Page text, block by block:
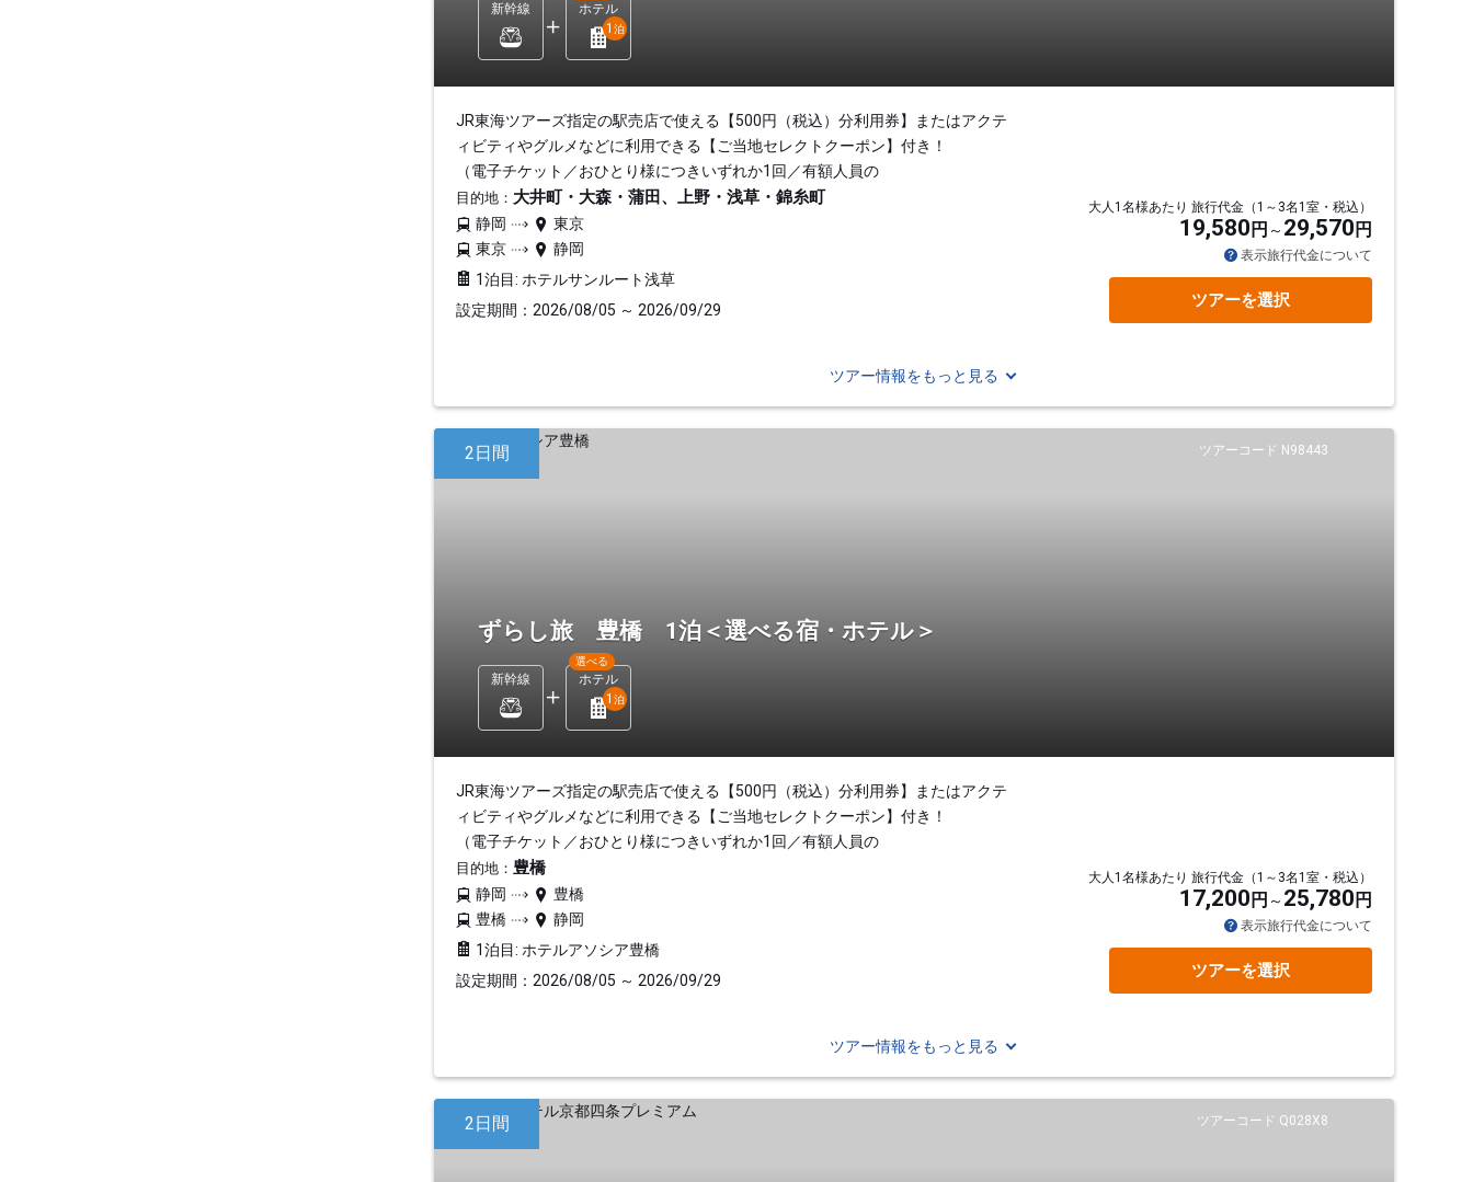
新幹線 ホテル
1 泊
JR東海ツアーズ指定の駅売店で使える【500円（税込）分利用券】またはアクテ
ィビティやグルメなどに利用できる【ご当地セレクトクーポン】付き！
（電子チケット／おひとり様につきいずれか1回／有額人員の
目的地： 大井町・大森・蒲田、上野・浅草・錦糸町
静岡
東京
東京
静岡
1泊目: ホテルサンルート浅草
設定期間：2026/08/05 ～ 2026/09/29
大人1名様あたり 旅行代金（1～3名1室・税込）
19,580 円 29,570 円
表示旅行代金について
ツアーを選択
ツアー情報をもっと見る
ツアーコード N98443
2日間
ずらし旅 豊橋 1泊＜選べる宿・ホテル＞
新幹線 ホテル
選べる
1 泊
JR東海ツアーズ指定の駅売店で使える【500円（税込）分利用券】またはアクテ
ィビティやグルメなどに利用できる【ご当地セレクトクーポン】付き！
（電子チケット／おひとり様につきいずれか1回／有額人員の
目的地： 豊橋
静岡
豊橋
豊橋
静岡
1泊目: ホテルアソシア豊橋
設定期間：2026/08/05 ～ 2026/09/29
大人1名様あたり 旅行代金（1～3名1室・税込）
17,200 円 25,780 円
表示旅行代金について
ツアーを選択
ツアー情報をもっと見る
ツアーコード Q028X8
2日間